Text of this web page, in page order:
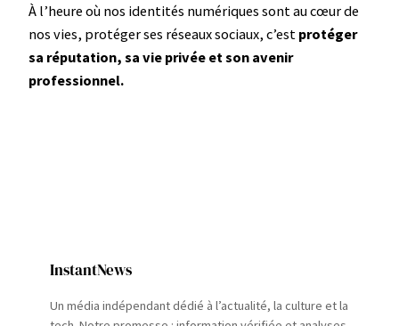
À l’heure où nos identités numériques sont au cœur de
nos vies, protéger ses réseaux sociaux, c’est protéger
sa réputation, sa vie privée et son avenir
professionnel.
InstantNews
Un média indépendant dédié à l’actualité, la culture et la